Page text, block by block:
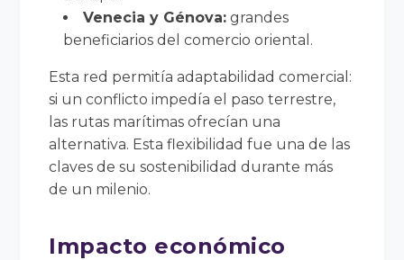
Venecia y Génova: grandes
beneficiarios del comercio oriental.
Esta red permitía adaptabilidad comercial:
si un conflicto impedía el paso terrestre,
las rutas marítimas ofrecían una
alternativa. Esta flexibilidad fue una de las
claves de su sostenibilidad durante más
de un milenio.
Impacto económico